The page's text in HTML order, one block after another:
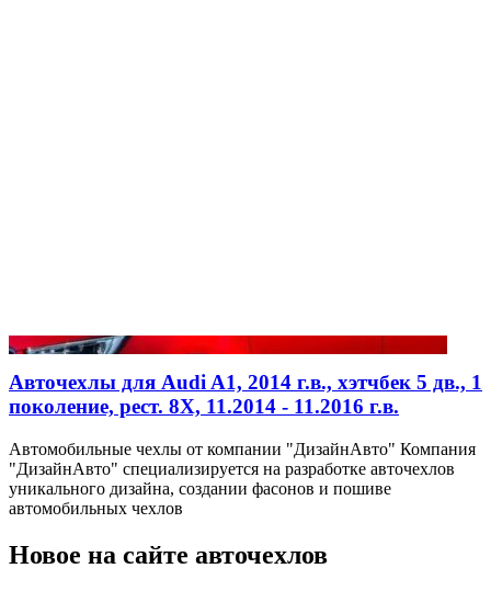
Авточехлы для Audi A1, 2014 г.в., хэтчбек 5 дв., 1
поколение, рест. 8X, 11.2014 - 11.2016 г.в.
Автомобильные чехлы от компании "ДизайнАвто" Компания
"ДизайнАвто" специализируется на разработке авточехлов
уникального дизайна, создании фасонов и пошиве
автомобильных чехлов
Новое на сайте авточехлов